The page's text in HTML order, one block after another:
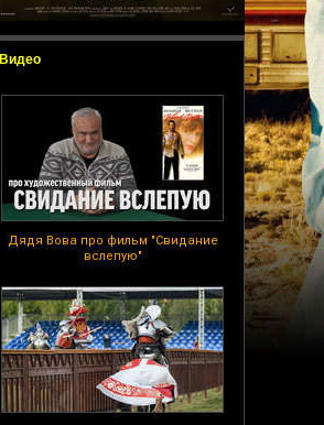
Видео
Дядя Вова про фильм "Свидание
вслепую"